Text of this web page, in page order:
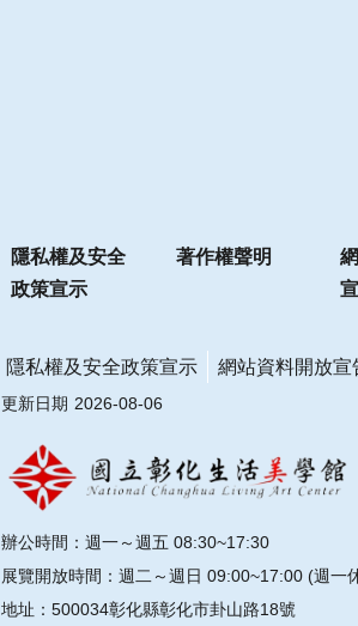
隱私權及安全
政策宣示
著作權聲明
隱私權及安全政策宣示 網站資料開放宣
更新日期 2026-08-06
辦公時間：週一～週五 08:30~17:30
展覽開放時間：週二～週日 09:00~17:00 (週一
地址：500034彰化縣彰化市卦山路18號